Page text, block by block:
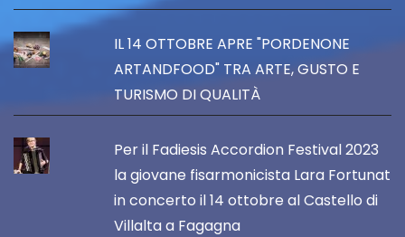
IL 14 OTTOBRE APRE "PORDENONE
ARTANDFOOD" TRA ARTE, GUSTO E
TURISMO DI QUALITÀ
Per il Fadiesis Accordion Festival 2023
la giovane fisarmonicista Lara Fortunat
in concerto il 14 ottobre al Castello di
Villalta a Fagagna